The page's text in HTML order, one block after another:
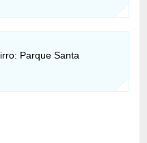
Parque Santa